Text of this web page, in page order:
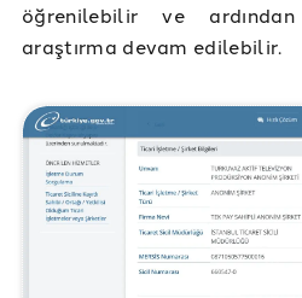
öğrenilebilir ve
araştırma devam edilebilir.